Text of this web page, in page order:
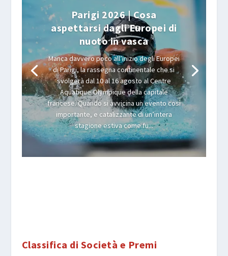
Parigi 2026 | Cosa
aspettarsi dagli Europei di
nuoto in vasca
Manca davvero poco all’inizio degli Europei
di Parigi, la rassegna continentale che si
svolgerà dal 10 al 16 agosto al Centre
Aquatique Olympique della capitale
francese. Quando si avvicina un evento così
importante, e catalizzante di un’intera
stagione estiva come fu...
Classifica di Società e Premi